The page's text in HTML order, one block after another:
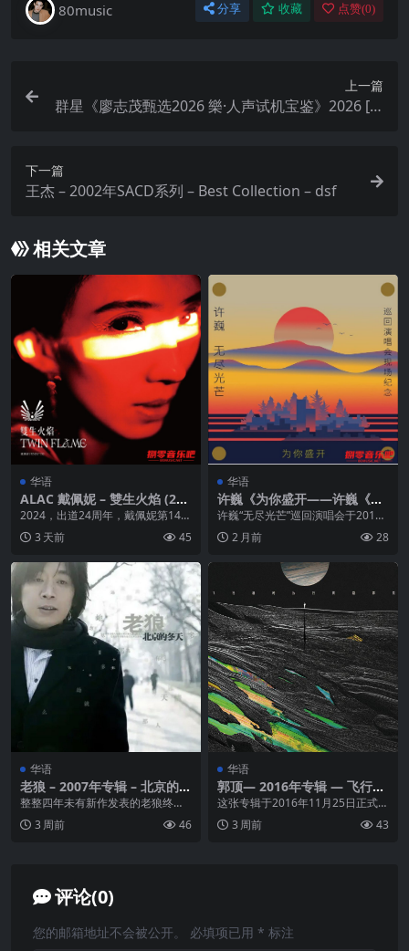
80music 分享 收藏 点赞(0)
上一篇
群星《廖志茂甄选2026 樂·人声试机宝鉴》2026 [W
下一篇
王杰 – 2002年SACD系列 – Best Collection – dsf
相关文章
华语
ALAC 戴佩妮 – 雙生火焰 (202
4)
2024，出道24周年，戴佩妮第14张
个人概念专辑《双生火焰 TWIN FL
AM...3 天前 45
华语
许巍《为你盛开——许巍《无
尽光芒》巡回演唱会现场纪
念》FLAC 24bit 48kHz
许巍“无尽光芒”巡回演唱会于2019
年5月从深圳启航，覆盖19座城市
共21场演出...
2 月前 28
华语
老狼 – 2007年专辑 – 北京的冬
天 Flac
整整四年未有新作发表的老狼终于
在2007年的2月推出了他个人的第
三张专辑《北京的...
3 周前 46
华语
郭顶— 2016年专辑 — 飞行器
的执行周期 flac
这张专辑于2016年11月25日正式发
行，是郭顶的第三张个人创作专
辑。专辑以科幻...
3 周前 43
评论(0)
您的邮箱地址不会被公开。 必填项已用 * 标注